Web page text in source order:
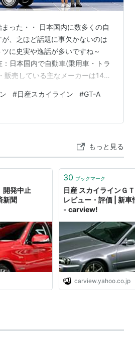
まった・・ 日本国内に数多くの自
、之ほど話題に事欠かないのは
に史実や逸話が多いですね～
日本国内で自動車(乗用車・トラ
販売している主なメーカーは14社
型)1/43 ※背景は当時の看板 ※ボデ
Eg1484cc ~~~~~~~~~~~~~
ン1500(S50型)モデル/CM集」
#日産スカイライン #GT-A
もっと見る
開発中止
新聞
30 ブックマーク
日産 スカイラインＧ
レビュー・評価 | 新
- carview!
carview.yahoo.co.jp